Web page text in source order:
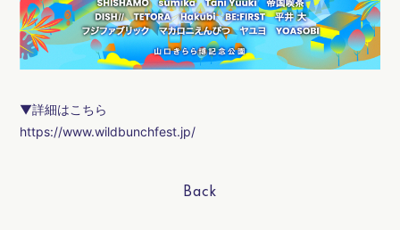
▼詳細はこちら
https://www.wildbunchfest.jp/
Back